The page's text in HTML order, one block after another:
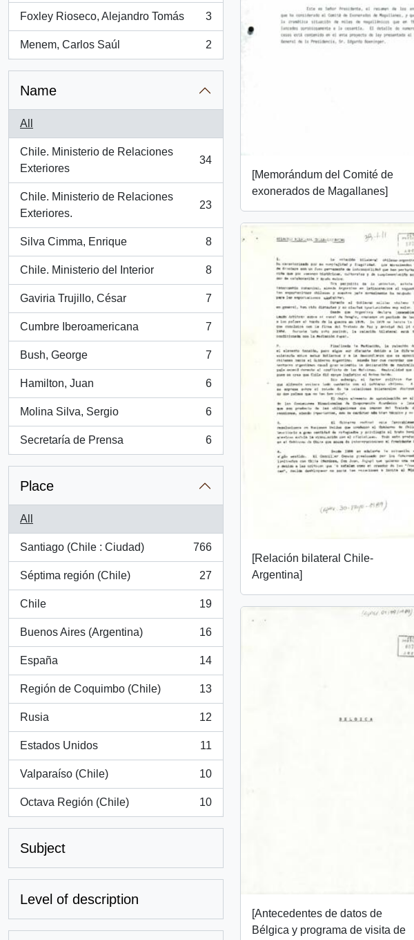
Foxley Rioseco, Alejandro Tomás
, 3 results
3
Menem, Carlos Saúl
, 2 results
2
Name
All
Chile. Ministerio de Relaciones
Exteriores
, 34 results
34
Chile. Ministerio de Relaciones
Exteriores.
, 23 results
23
Silva Cimma, Enrique
, 8 results
8
Chile. Ministerio del Interior
, 8 results
8
Gaviria Trujillo, César
, 7 results
7
Cumbre Iberoamericana
, 7 results
7
Bush, George
, 7 results
7
Hamilton, Juan
, 6 results
6
Molina Silva, Sergio
, 6 results
6
Secretaría de Prensa
, 6 results
6
Place
All
Santiago (Chile : Ciudad)
, 766 results
766
Séptima región (Chile)
, 27 results
27
Chile
, 19 results
19
Buenos Aires (Argentina)
, 16 results
16
España
, 14 results
14
Región de Coquimbo (Chile)
, 13 results
13
Rusia
, 12 results
12
Estados Unidos
, 11 results
11
Valparaíso (Chile)
, 10 results
10
Octava Región (Chile)
, 10 results
10
Subject
Level of description
[Memorándum del Comité de
exonerados de Magallanes]
[Relación bilateral Chile-
Argentina]
[Antecedentes de datos de
Bélgica y programa de visita de